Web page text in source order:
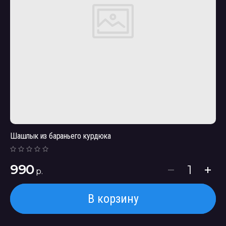
Шашлык из бараньего курдюка
990р.
В корзину